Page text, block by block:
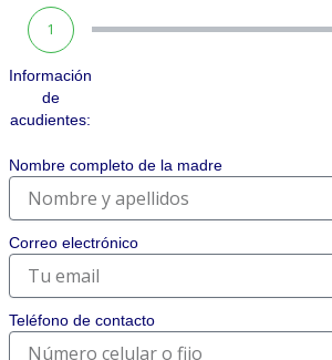
1
Información
de
acudientes:
Nombre completo de la madre
Correo electrónico
Teléfono de contacto